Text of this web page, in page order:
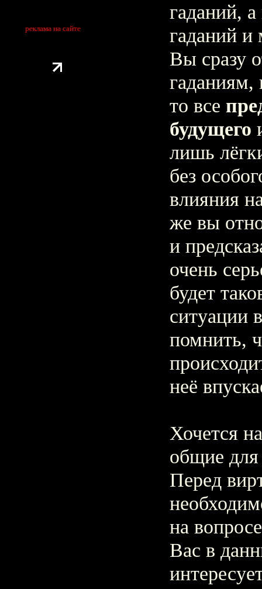
гаданий,
гаданий и
Вы сразу
гаданиям,
то все
будущего
лишь
без
влияния
же вы
и
очень
будет
ситуации
помнить,
неё
Хочется
общие для
Перед
на
Вас в
реклама на сайте